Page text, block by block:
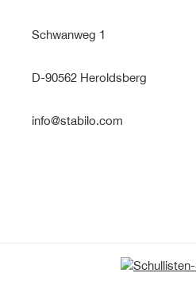
Schwanweg 1
D-90562 Heroldsberg
info@stabilo.com